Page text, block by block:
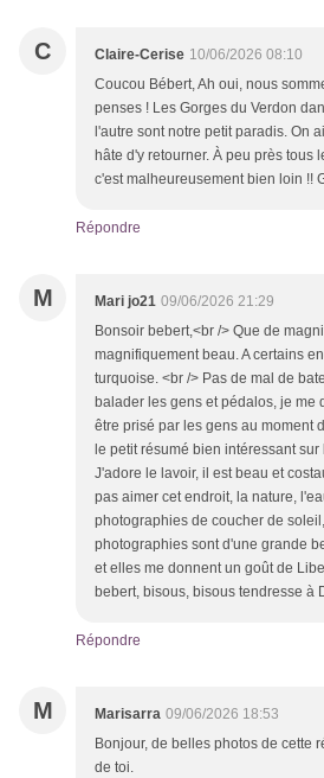
C Claire-Cerise 10/06/2026 08:10
Coucou Bébert, Ah oui, nous
penses ! Les Gorges du Verdon
l'autre sont notre petit paradis. On
hâte d'y retourner. À peu près tous
c'est malheureusement bien loin !!
Répondre
M Mari jo21 09/06/2026 21:29
Bonsoir bebert,<br /> Que de
magnifiquement beau. A certains
turquoise. <br /> Pas de mal de
balader les gens et pédalos, je me
être prisé par les gens au moment
le petit résumé bien intéressant
J'adore le lavoir, il est beau et
pas aimer cet endroit, la nature,
photographies de coucher de
photographies sont d'une grande
et elles me donnent un goût de
bebert, bisous, bisous tendresse à
Répondre
M Marisarra 09/06/2026 18:53
Bonjour, de belles photos de cette
de toi.